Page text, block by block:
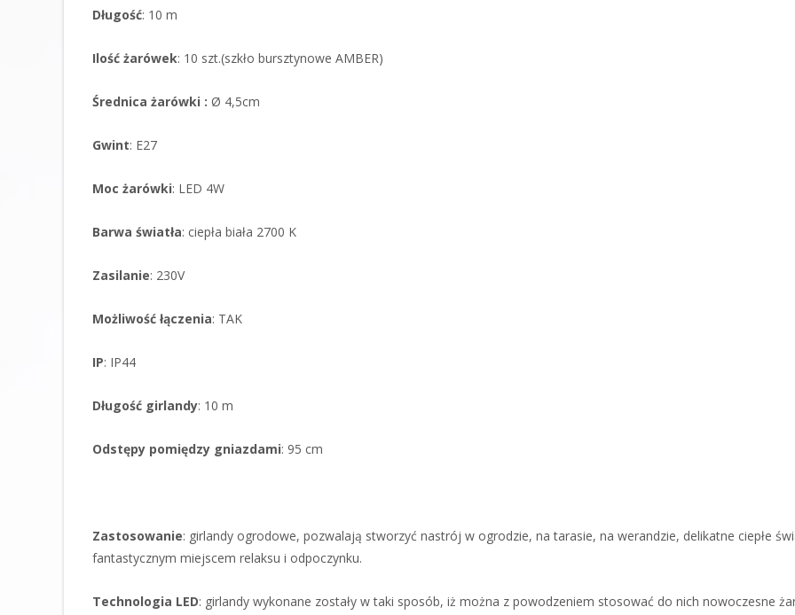
Długość: 10 m
Ilość żarówek: 10 szt.(szkło bursztynowe AMBER)
Średnica żarówki : Ø 4,5cm
Gwint: E27
Moc żarówki: LED 4W
Barwa światła: ciepła biała 2700 K
Zasilanie: 230V
Możliwość łączenia: TAK
IP: IP44
Długość girlandy: 10 m
Odstępy pomiędzy gniazdami: 95 cm
Zastosowanie: girlandy ogrodowe, pozwalają stworzyć nastrój w ogrodzie, na tarasie, na werandzie, delikatne ciepłe
fantastycznym miejscem relaksu i odpoczynku.
Technologia LED: girlandy wykonane zostały w taki sposób, iż można z powodzeniem stosować do nich nowoczesne